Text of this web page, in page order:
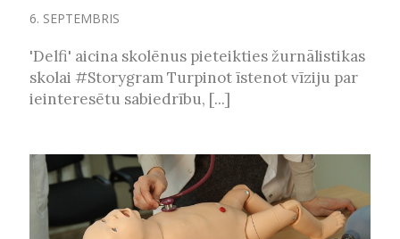
6. SEPTEMBRIS
'Delfi' aicina skolēnus pieteikties žurnālistikas
skolai #Storygram Turpinot īstenot vīziju par
ieinteresētu sabiedrību, [...]